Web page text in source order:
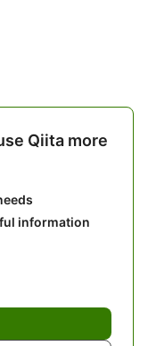
Qiita more
information